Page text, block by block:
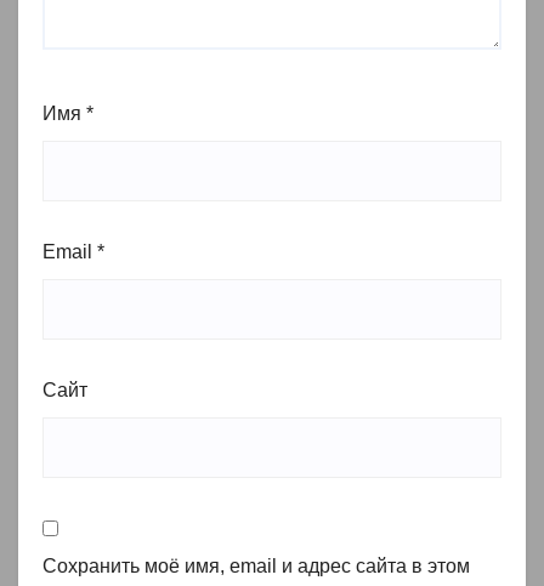
Имя *
Email *
Сайт
Сохранить моё имя, email и адрес сайта в этом